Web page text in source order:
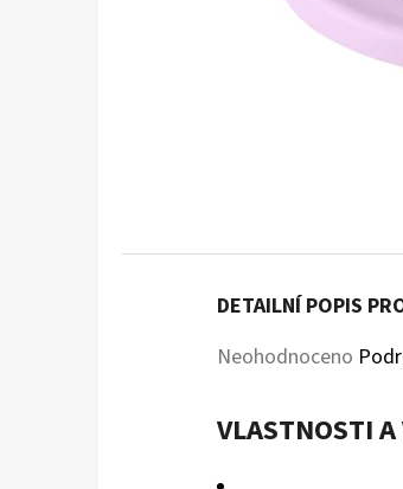
DETAILNÍ POPIS
Průměrné
produktu
Neohodnoceno
VLASTNOSTI A